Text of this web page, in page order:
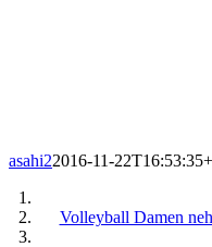
asahi22016-11-
Volleyball Damen